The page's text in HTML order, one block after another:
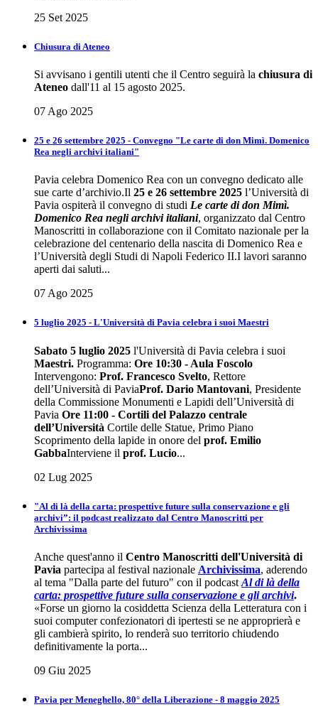
25 Set 2025
Chiusura di Ateneo
Si avvisano i gentili utenti che il Centro seguirà la chiusura di
Ateneo dall'11 al 15 agosto 2025.
07 Ago 2025
25 e 26 settembre 2025 - Convegno "Le carte di don Mimì. Domenico
Rea negli archivi italiani"
Pavia celebra Domenico Rea con un convegno dedicato alle
sue carte d’archivio.Il 25 e 26 settembre 2025 l’Università di
Pavia ospiterà il convegno di studi Le carte di don Mimì.
Domenico Rea negli archivi italiani, organizzato dal Centro
Manoscritti in collaborazione con il Comitato nazionale per la
celebrazione del centenario della nascita di Domenico Rea e
l’Università degli Studi di Napoli Federico II.I lavori saranno
aperti dai saluti...
07 Ago 2025
5 luglio 2025 - L'Università di Pavia celebra i suoi Maestri
Sabato 5 luglio 2025 l'Università di Pavia celebra i suoi
Maestri. Programma: Ore 10:30 - Aula Foscolo
Intervengono: Prof. Francesco Svelto, Rettore
dell’Università di PaviaProf. Dario Mantovani, Presidente
della Commissione Monumenti e Lapidi dell’Università di
Pavia Ore 11:00 - Cortili del Palazzo centrale
dell’Università Cortile delle Statue, Primo Piano
Scoprimento della lapide in onore del prof. Emilio
GabbaInterviene il prof. Lucio...
02 Lug 2025
"Al di là della carta: prospettive future sulla conservazione e gli
archivi”: il podcast realizzato dal Centro Manoscritti per
Archivissima
Anche quest'anno il Centro Manoscritti dell'Università di
Pavia partecipa al festival nazionale Archivissima, aderendo
al tema "Dalla parte del futuro" con il podcast Al di là della
carta: prospettive future sulla conservazione e gliarchivi.
«Forse un giorno la cosiddetta Scienza della Letteratura con i
suoi computer confezionatori di ipertesti se ne approprierà e
gli cambierà spirito, lo renderà suo territorio chiudendo
definitivamente la porta...
09 Giu 2025
Pavia per Meneghello, 80° della Liberazione - 8 maggio 2025